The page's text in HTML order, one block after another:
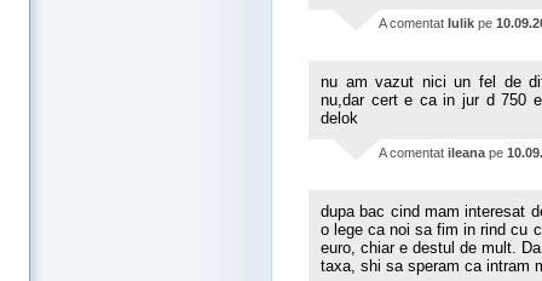
A comentat Iulik pe
nu am vazut nici un fel de
nu,dar cert e ca in jur d 750
delok
A comentat ileana pe
dupa bac cind mam interesat
o lege ca noi sa fim in rind cu
euro, chiar e destul de mult.
taxa, shi sa speram ca intram